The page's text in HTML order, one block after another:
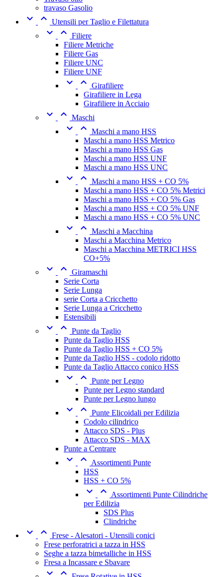
travaso Gasolio
  Utensili per Taglio e Filettatura
  Filiere
Filiere Metriche
Filiere Gas
Filiere UNC
Filiere UNF
  Girafiliere
Girafiliere in Lega
Girafiliere in Acciaio
  Maschi
  Maschi a mano HSS
Maschi a mano HSS Metrico
Maschi a mano HSS Gas
Maschi a mano HSS UNF
Maschi a mano HSS UNC
  Maschi a mano HSS + CO 5%
Maschi a mano HSS + CO 5% Metrici
Maschi a mano HSS + CO 5% Gas
Maschi a mano HSS + CO 5% UNF
Maschi a mano HSS + CO 5% UNC
  Maschi a Macchina
Maschi a Macchina Metrico
Maschi a Macchina METRICI HSS
CO+5%
  Giramaschi
Serie Corta
Serie Lunga
serie Corta a Cricchetto
Serie Lunga a Cricchetto
Estensibili
  Punte da Taglio
Punte da Taglio HSS
Punte da Taglio HSS + CO 5%
Punte da Taglio HSS - codolo ridotto
Punte da Taglio Attacco conico HSS
  Punte per Legno
Punte per Legno standard
Punte per Legno lungo
  Punte Elicoidali per Edilizia
Codolo cilindrico
Attacco SDS - Plus
Attacco SDS - MAX
Punte a Centrare
  Assortimenti Punte
HSS
HSS + CO 5%
  Assortimenti Punte Cilindriche
per Edilizia
SDS Plus
Clindriche
  Frese - Alesatori - Utensili conici
Frese perforatrici a tazza in HSS
Seghe a tazza bimetalliche in HSS
Fresa a Incassare e Sbavare
 